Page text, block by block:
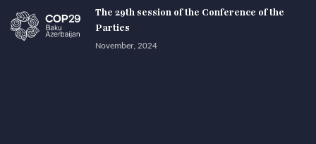
The 29th session of the Conference of the
Parties
November, 2024